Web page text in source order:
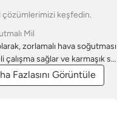
keşfedin.
Mil
zorlamalı hava soğutması
sağlar ve karmaşık su
ortadan kaldırır. İster yeni
bir çözüm arıyor olun,
Fazlasını Görüntüle